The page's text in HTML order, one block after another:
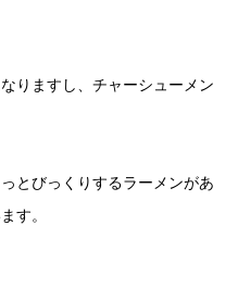
りますし、チャーシューメン
とびっくりするラーメンがあ
す。